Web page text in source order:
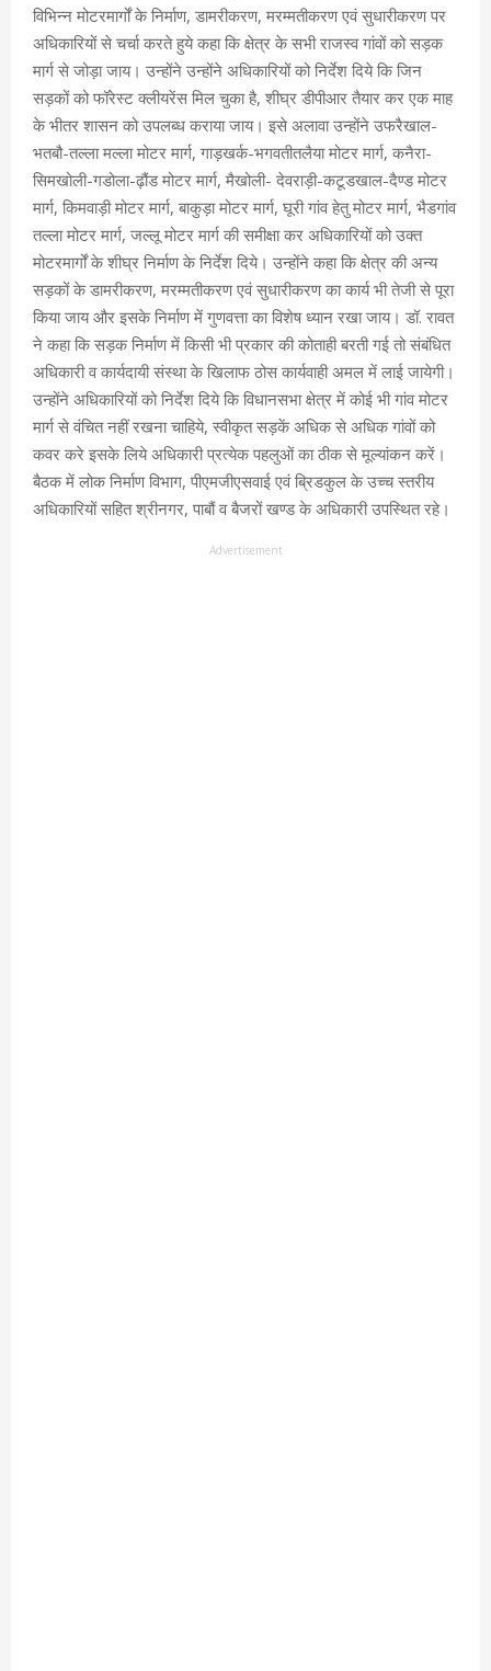
विभिन्न मोटरमार्गों के निर्माण, डामरीकरण, मरम्मतीकरण एवं सुधारीकरण पर
अधिकारियों से चर्चा करते हुये कहा कि क्षेत्र के सभी राजस्व गांवों को सड़क
मार्ग से जोड़ा जाय। उन्होंने उन्होंने अधिकारियों को निर्देश दिये कि जिन
सड़कों को फॉरेस्ट क्लीयरेंस मिल चुका है, शीघ्र डीपीआर तैयार कर एक माह
के भीतर शासन को उपलब्ध कराया जाय। इसे अलावा उन्होंने उफरैखाल-
भतबौ-तल्ला मल्ला मोटर मार्ग, गाड़खर्क-भगवतीतलैया मोटर मार्ग, कनैरा-
सिमखोली-गडोला-ढ़ौंड मोटर मार्ग, मैखोली- देवराड़ी-कटूडखाल-दैण्ड मोटर
मार्ग, किमवाड़ी मोटर मार्ग, बाकुड़ा मोटर मार्ग, घूरी गांव हेतु मोटर मार्ग, भैडगांव
तल्ला मोटर मार्ग, जल्लू मोटर मार्ग की समीक्षा कर अधिकारियों को उक्त
मोटरमार्गों के शीघ्र निर्माण के निर्देश दिये। उन्होंने कहा कि क्षेत्र की अन्य
सड़कों के डामरीकरण, मरम्मतीकरण एवं सुधारीकरण का कार्य भी तेजी से पूरा
किया जाय और इसके निर्माण में गुणवत्ता का विशेष ध्यान रखा जाय। डॉ. रावत
ने कहा कि सड़क निर्माण में किसी भी प्रकार की कोताही बरती गई तो संबंधित
अधिकारी व कार्यदायी संस्था के खिलाफ ठोस कार्यवाही अमल में लाई जायेगी।
उन्होंने अधिकारियों को निर्देश दिये कि विधानसभा क्षेत्र में कोई भी गांव मोटर
मार्ग से वंचित नहीं रखना चाहिये, स्वीकृत सड़कें अधिक से अधिक गांवों को
कवर करे इसके लिये अधिकारी प्रत्येक पहलुओं का ठीक से मूल्यांकन करें।
बैठक में लोक निर्माण विभाग, पीएमजीएसवाई एवं ब्रिडकुल के उच्च स्तरीय
अधिकारियों सहित श्रीनगर, पाबौं व बैजरों खण्ड के अधिकारी उपस्थित रहे।
Advertisement